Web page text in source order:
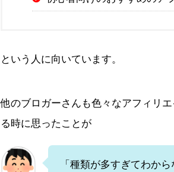
という人に向いています。
他のブロガーさんも色々なアフィリ
る時に思ったことが
「種類が多すぎてわから